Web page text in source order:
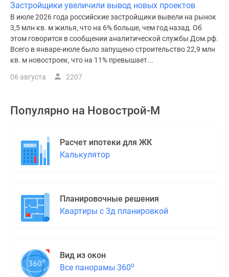
Застройщики увеличили вывод новых проектов
В июле 2026 года российские застройщики вывели на рынок
3,5 млн кв. м жилья, что на 6% больше, чем год назад. Об
этом говорится в сообщении аналитической службы Дом.рф.
Всего в январе-июле было запущено строительство 22,9 млн
кв. м новостроек, что на 11% превышает...
06 августа 2207
Популярно на Новострой-М
Расчет ипотеки для ЖК
Калькулятор
Планировочные решения
Квартиры с 3д планировкой
Вид из окон
Все панорамы 360о